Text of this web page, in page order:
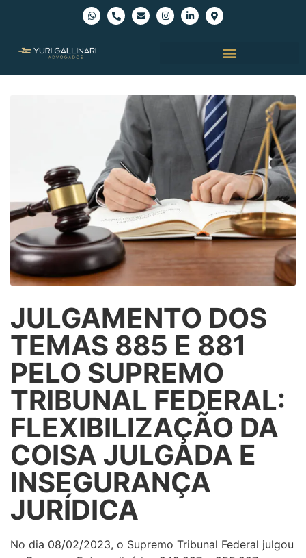
JULGAMENTO DOS
TEMAS 885 E 881
PELO SUPREMO
TRIBUNAL FEDERAL:
FLEXIBILIZAÇÃO DA
COISA JULGADA E
INSEGURANÇA
JURÍDICA
No dia 08/02/2023, o Supremo Tribunal Federal julgou